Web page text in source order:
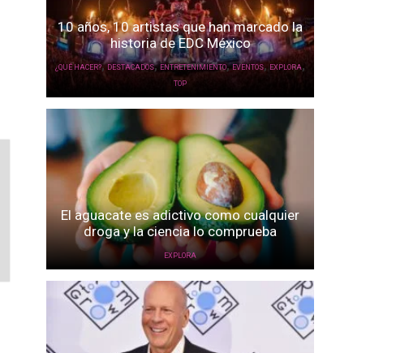
10 años, 10 artistas que han marcado la
historia de EDC México
¿QUÉ HACER?,DESTACADOS,ENTRETENIMIENTO,EVENTOS, EXPLORA,
TOP
El aguacate es adictivo como cualquier
droga y la ciencia lo comprueba
EXPLORA